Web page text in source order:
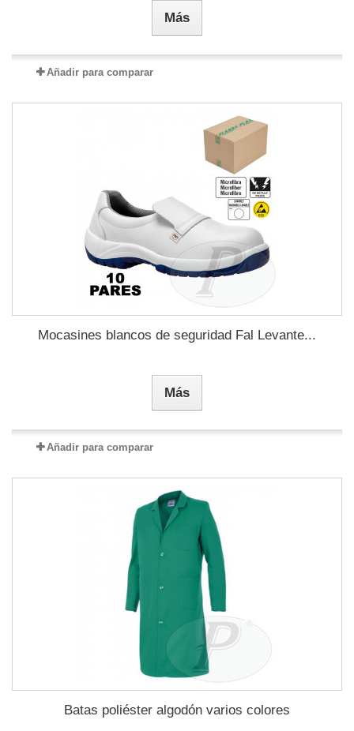
Más
Añadir para comparar
Mocasines blancos de seguridad Fal Levante...
Más
Añadir para comparar
Batas poliéster algodón varios colores